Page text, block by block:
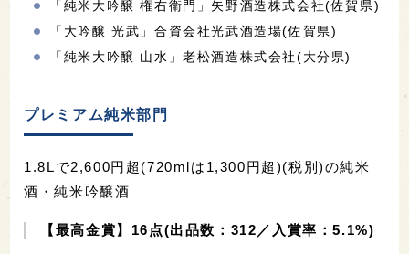
「純米大吟醸 権右衛門」矢野酒造株式会社(佐賀県)
「大吟醸 光武」合資会社光武酒造場(佐賀県)
「純米大吟醸 山水」老松酒造株式会社(大分県)
プレミアム純米部門
1.8Lで2,600円超(720mlは1,300円超)(税別)の純米
酒・純米吟醸酒
【最高金賞】16点(出品数：312／入賞率：5.1%)